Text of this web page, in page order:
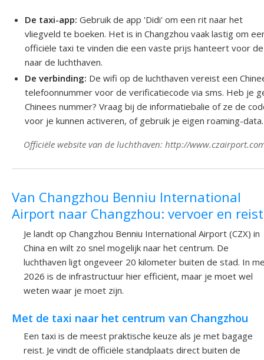
De taxi-app: Gebruik de app 'Didi' om een rit naar het
vliegveld te boeken. Het is in Changzhou vaak lastig om
officiële taxi te vinden die een vaste prijs hanteert voor
naar de luchthaven.
De verbinding: De wifi op de luchthaven vereist een
telefoonnummer voor de verificatiecode via sms. Heb je
Chinees nummer? Vraag bij de informatiebalie of ze de
voor je kunnen activeren, of gebruik je eigen roaming-data.
Officiële website van de luchthaven: http://
Van Changzhou Benniu International
Airport naar Changzhou: vervoer en
Je landt op Changzhou Benniu International Airport (CZX) in
China en wilt zo snel mogelijk naar het centrum. De
luchthaven ligt ongeveer 20 kilometer buiten de stad. In
2026 is de infrastructuur hier efficiënt, maar je moet wel
weten waar je moet zijn.
Met de taxi naar het centrum van Changzhou
Een taxi is de meest praktische keuze als je met bagage
reist. Je vindt de officiële standplaats direct buiten de